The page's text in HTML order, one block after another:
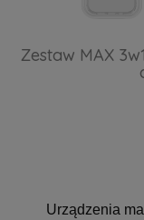
Zestaw MAX
Urządzenia